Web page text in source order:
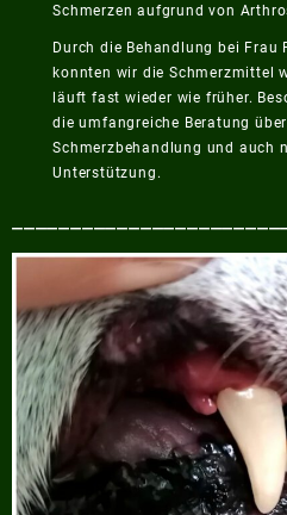
Schmerzen aufgrund von
Durch die Behandlung bei Frau
konnten wir die Schmerzmittel
läuft fast wieder wie früher.
die umfangreiche Beratung
Schmerzbehandlung und auch
Unterstützung.